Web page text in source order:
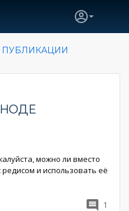
ПУБЛИКАЦИИ
можно ли вместо
редисом и использовать её
1